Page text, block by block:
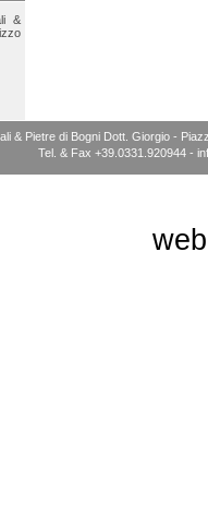
&
& Pietre di Bogni Dott. Giorgio -
Tel. & Fax +39.0331.920944 -